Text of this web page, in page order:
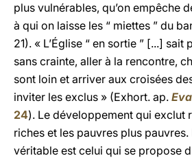
plus vulnérables, qu’on empêche
à qui on laisse les “ miettes ” du
21). « L’Église “ en sortie ” [...] sait
sans crainte, aller à la rencontre,
sont loin et arriver aux croisées
inviter les exclus » (Exhort. ap.
24). Le développement qui exclut
riches et les pauvres plus
véritable est celui qui se propose